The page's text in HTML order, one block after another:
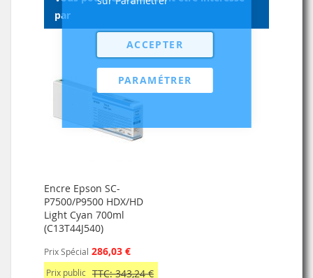
ACCEPTER
PARAMÉTRER
par
Encre Epson SC-
P7500/P9500 HDX/HD
Light Cyan 700ml
(C13T44J540)
Prix Spécial 286,03 €
Prix public TTC: 343,24 €